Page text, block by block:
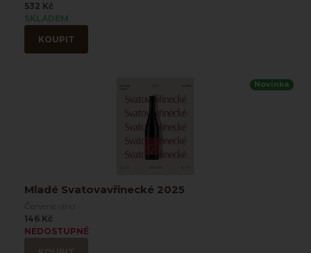
532 Kč
SKLADEM
KOUPIT
Novinka
Mladé Svatovavřinecké 2025
Červené víno
146 Kč
NEDOSTUPNÉ